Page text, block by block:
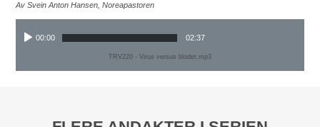
Av Svein Anton Hansen, Noreapastoren
00:00 02:37
TRV220 - Virus versus blodet.mp3